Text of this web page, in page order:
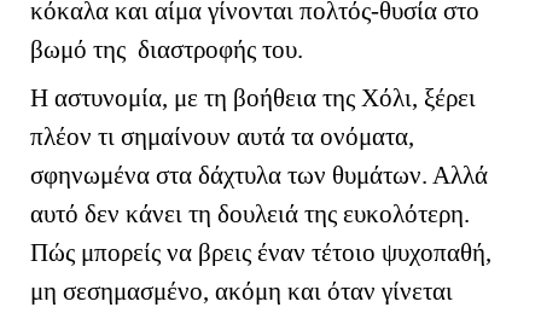
κόκαλα και αίμα γίνονται πολτός-θυσία στο
βωμό της διαστροφής του.
Η αστυνομία, με τη βοήθεια της Χόλι, ξέρει
πλέον τι σημαίνουν αυτά τα ονόματα,
σφηνωμένα στα δάχτυλα των θυμάτων. Αλλά
αυτό δεν κάνει τη δουλειά της ευκολότερη.
Πώς μπορείς να βρεις έναν τέτοιο ψυχοπαθή,
μη σεσημασμένο, ακόμη και όταν γίνεται